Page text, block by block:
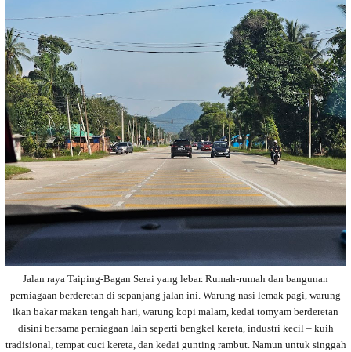
Jalan raya Taiping-Bagan Serai yang lebar. Rumah-rumah dan bangunan
perniagaan berderetan di sepanjang jalan ini. Warung nasi lemak pagi, warung
ikan bakar makan tengah hari, warung kopi malam, kedai tomyam berderetan
disini bersama perniagaan lain seperti bengkel kereta, industri kecil – kuih
tradisional, tempat cuci kereta, dan kedai gunting rambut. Namun untuk singgah